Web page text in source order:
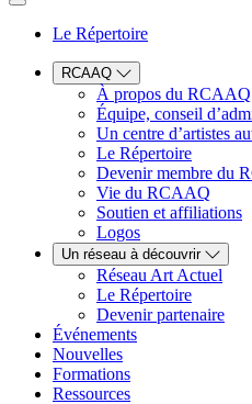
Le Répertoire
RCAAQ
À propos du RCAAQ
Équipe, conseil
Un centre d’artistes
Le Répertoire
Devenir membre du
Vie du RCAAQ
Soutien et affiliations
Logos
Un réseau à découvrir
Réseau Art Actuel
Le Répertoire
Devenir partenaire
Événements
Nouvelles
Formations
Ressources